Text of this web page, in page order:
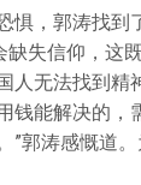
惧，郭涛找到
缺失信仰，这
人无法找到精
钱能解决的，
”郭涛感慨道